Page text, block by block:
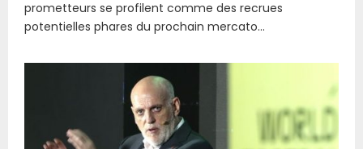
prometteurs se profilent comme des recrues
potentielles phares du prochain mercato...